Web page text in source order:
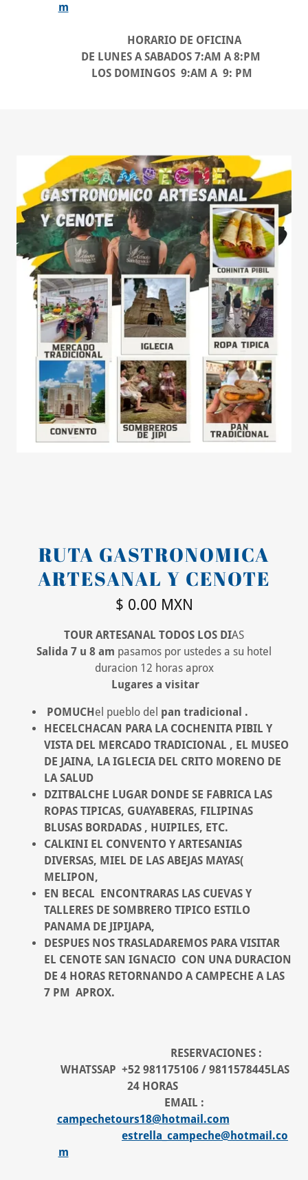
m
HORARIO DE OFICINA
DE LUNES A SABADOS 7:AM A 8:PM
LOS DOMINGOS 9:AM A 9: PM
RUTA GASTRONOMICA
ARTESANAL Y CENOTE
$ 0.00 MXN
TOUR ARTESANAL TODOS LOS DIAS
Salida 7 u 8 am pasamos por ustedes a su hotel
duracion 12 horas aprox
Lugares a visitar
POMUCHel pueblo del pan tradicional .
HECELCHACAN PARA LA COCHENITA PIBIL Y
VISTA DEL MERCADO TRADICIONAL , EL MUSEO
DE JAINA, LA IGLECIA DEL CRITO MORENO DE
LA SALUD
DZITBALCHE LUGAR DONDE SE FABRICA LAS
ROPAS TIPICAS, GUAYABERAS, FILIPINAS
BLUSAS BORDADAS , HUIPILES, ETC.
CALKINI EL CONVENTO Y ARTESANIAS
DIVERSAS, MIEL DE LAS ABEJAS MAYAS(
MELIPON,
EN BECAL ENCONTRARAS LAS CUEVAS Y
TALLERES DE SOMBRERO TIPICO ESTILO
PANAMA DE JIPIJAPA,
DESPUES NOS TRASLADAREMOS PARA VISITAR
EL CENOTE SAN IGNACIO CON UNA DURACION
DE 4 HORAS RETORNANDO A CAMPECHE A LAS
7 PM APROX.
RESERVACIONES :
WHATSSAP +52 981175106 / 9811578445LAS
24 HORAS
EMAIL :
campechetours18@hotmail.com
estrella_campeche@hotmail.co
m